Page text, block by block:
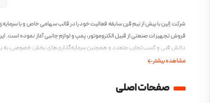
شرکت اِلین با بیش از نیم قرن سابقه فعالیت خود را در قالب سهامی خاص و با
فروش تجهیزات صنعتی از قبیل الکتروموتور، پمپ و لوازم جانبی آغاز نموده است.
دانش فنی و کسب تجارب متعدد و همچنین سرمایه‌گذاری‌های بخش خصوصی، به
ایرانی در این صنف مبدل گشته است و همواره بهترین محصولات را با بهترین کیفیت
مشاهده بیشتر
صفحات اصلی